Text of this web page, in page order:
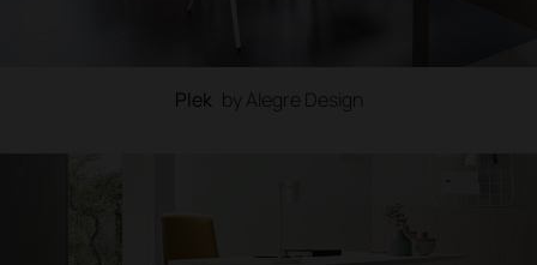
Plek by Alegre Design